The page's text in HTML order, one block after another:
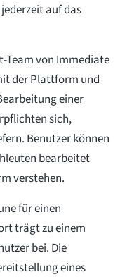
auf das
Team von Immediate
der Plattform und
einer
sich,
Benutzer können
bearbeitet
verstehen.
für einen
trägt zu einem
bei. Die
eines